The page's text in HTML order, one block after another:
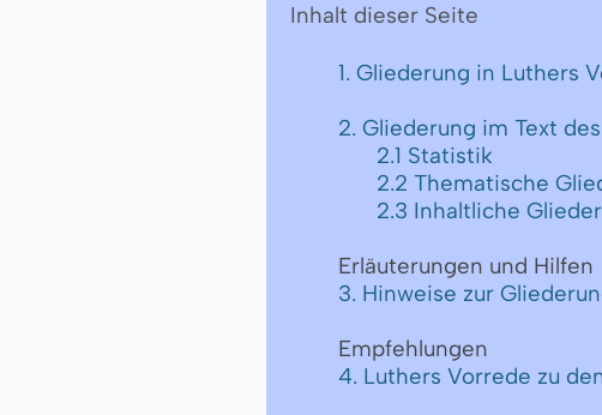
Inhalt dieser Seite
1. Gliederung in Luthers
2. Gliederung im Text
2.1 Statistik
2.2 Thematische
2.3 Inhaltliche
Erläuterungen und Hilfen
3. Hinweise zur
Empfehlungen
4. Luthers Vorrede zu